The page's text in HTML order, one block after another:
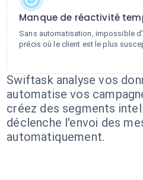
Manque de réactivité
Sans automatisation, impossible
précis où le client est le plus
Swiftask analyse vos
automatise vos
créez des segments
déclenche l'envoi des
automatiquement.